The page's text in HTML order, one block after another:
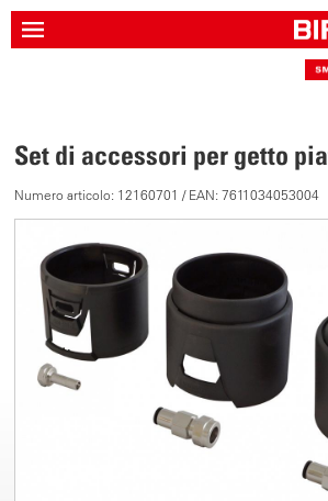
Set di accessori per getto
Numero articolo: 12160701 / EAN: 7611034053004